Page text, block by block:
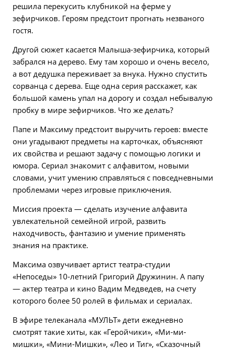
решила перекусить клубникой на ферме у
зефирчиков. Героям предстоит прогнать незваного
гостя.
Другой сюжет касается Малыша-зефирчика, который
забрался на дерево. Ему там хорошо и очень весело,
а вот дедушка переживает за внука. Нужно спустить
сорванца с дерева. Еще одна серия расскажет, как
большой камень упал на дорогу и создал небывалую
пробку в мире зефирчиков. Что же делать?
Папе и Максиму предстоит выручить героев: вместе
они угадывают предметы на карточках, объясняют
их свойства и решают задачу с помощью логики и
юмора. Сериал знакомит с алфавитом, новыми
словами, учит умению справляться с повседневными
проблемами через игровые приключения.
Миссия проекта — сделать изучение алфавита
увлекательной семейной игрой, развить
находчивость, фантазию и умение применять
знания на практике.
Максима озвучивает артист театра-студии
«Непоседы» 10-летний Григорий Дружинин. А папу
— актер театра и кино Вадим Медведев, на счету
которого более 50 ролей в фильмах и сериалах.
В эфире телеканала «МУЛЬТ» дети ежедневно
смотрят такие хиты, как «Геройчики», «Ми-ми-
мишки», «Мини-Мишки», «Лео и Тиг», «Сказочный